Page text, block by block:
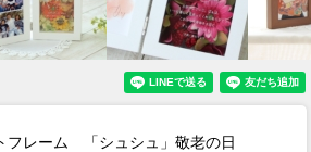
フレーム 「シュシュ」敬老の日